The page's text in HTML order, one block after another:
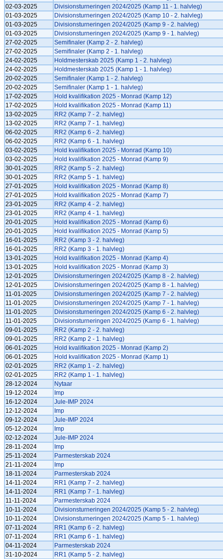
02-03-2025
Divisionsturneringen 2024/2025 (Kamp 11 - 1. halvleg)
01-03-2025
Divisionsturneringen 2024/2025 (Kamp 10 - 2. halvleg)
01-03-2025
Divisionsturneringen 2024/2025 (Kamp 9 - 2. halvleg)
01-03-2025
Divisionsturneringen 2024/2025 (Kamp 9 - 1. halvleg)
27-02-2025
Semifinaler (Kamp 2 - 2. halvleg)
27-02-2025
Semifinaler (Kamp 2 - 1. halvleg)
24-02-2025
Holdmesterskab 2025 (Kamp 1 - 2. halvleg)
24-02-2025
Holdmesterskab 2025 (Kamp 1 - 1. halvleg)
20-02-2025
Semifinaler (Kamp 1 - 2. halvleg)
20-02-2025
Semifinaler (Kamp 1 - 1. halvleg)
17-02-2025
Hold kvalifikation 2025 - Monrad (Kamp 12)
17-02-2025
Hold kvalifikation 2025 - Monrad (Kamp 11)
13-02-2025
RR2 (Kamp 7 - 2. halvleg)
13-02-2025
RR2 (Kamp 7 - 1. halvleg)
06-02-2025
RR2 (Kamp 6 - 2. halvleg)
06-02-2025
RR2 (Kamp 6 - 1. halvleg)
03-02-2025
Hold kvalifikation 2025 - Monrad (Kamp 10)
03-02-2025
Hold kvalifikation 2025 - Monrad (Kamp 9)
30-01-2025
RR2 (Kamp 5 - 2. halvleg)
30-01-2025
RR2 (Kamp 5 - 1. halvleg)
27-01-2025
Hold kvalifikation 2025 - Monrad (Kamp 8)
27-01-2025
Hold kvalifikation 2025 - Monrad (Kamp 7)
23-01-2025
RR2 (Kamp 4 - 2. halvleg)
23-01-2025
RR2 (Kamp 4 - 1. halvleg)
20-01-2025
Hold kvalifikation 2025 - Monrad (Kamp 6)
20-01-2025
Hold kvalifikation 2025 - Monrad (Kamp 5)
16-01-2025
RR2 (Kamp 3 - 2. halvleg)
16-01-2025
RR2 (Kamp 3 - 1. halvleg)
13-01-2025
Hold kvalifikation 2025 - Monrad (Kamp 4)
13-01-2025
Hold kvalifikation 2025 - Monrad (Kamp 3)
12-01-2025
Divisionsturneringen 2024/2025 (Kamp 8 - 2. halvleg)
12-01-2025
Divisionsturneringen 2024/2025 (Kamp 8 - 1. halvleg)
11-01-2025
Divisionsturneringen 2024/2025 (Kamp 7 - 2. halvleg)
11-01-2025
Divisionsturneringen 2024/2025 (Kamp 7 - 1. halvleg)
11-01-2025
Divisionsturneringen 2024/2025 (Kamp 6 - 2. halvleg)
11-01-2025
Divisionsturneringen 2024/2025 (Kamp 6 - 1. halvleg)
09-01-2025
RR2 (Kamp 2 - 2. halvleg)
09-01-2025
RR2 (Kamp 2 - 1. halvleg)
06-01-2025
Hold kvalifikation 2025 - Monrad (Kamp 2)
06-01-2025
Hold kvalifikation 2025 - Monrad (Kamp 1)
02-01-2025
RR2 (Kamp 1 - 2. halvleg)
02-01-2025
RR2 (Kamp 1 - 1. halvleg)
28-12-2024
Nytaar
19-12-2024
Imp
16-12-2024
Jule-IMP 2024
12-12-2024
Imp
09-12-2024
Jule-IMP 2024
05-12-2024
Imp
02-12-2024
Jule-IMP 2024
28-11-2024
Imp
25-11-2024
Parmesterskab 2024
21-11-2024
Imp
18-11-2024
Parmesterskab 2024
14-11-2024
RR1 (Kamp 7 - 2. halvleg)
14-11-2024
RR1 (Kamp 7 - 1. halvleg)
11-11-2024
Parmesterskab 2024
10-11-2024
Divisionsturneringen 2024/2025 (Kamp 5 - 2. halvleg)
10-11-2024
Divisionsturneringen 2024/2025 (Kamp 5 - 1. halvleg)
07-11-2024
RR1 (Kamp 6 - 2. halvleg)
07-11-2024
RR1 (Kamp 6 - 1. halvleg)
04-11-2024
Parmesterskab 2024
31-10-2024
RR1 (Kamp 5 - 2. halvleg)